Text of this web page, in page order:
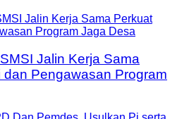
Jalin Kerja Sama
Pengawasan Program